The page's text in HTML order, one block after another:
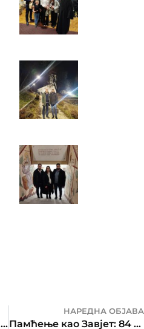
Једно дијете мање у бризи, један Завјет више
НАРЕДНА ОБЈАВА
Памћење као Завјет: 84 године од страдања Срба 1942. у Дракулићу